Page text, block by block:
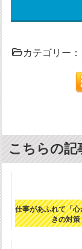
カテゴリー：
こちらの記
仕事があふれて「
きの対策